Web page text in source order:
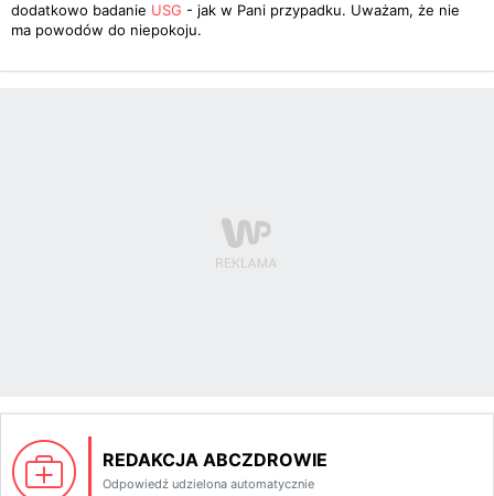
dodatkowo badanie USG - jak w Pani przypadku. Uważam, że nie
ma powodów do niepokoju.
REDAKCJA ABCZDROWIE
Odpowiedź udzielona automatycznie